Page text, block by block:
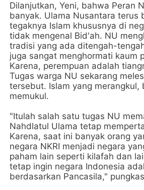
Dilanjutkan, Yeni, bahwa Peran
banyak. Ulama Nusantara terus
tegaknya Islam khususnya di
tidak mengenal Bid'ah. NU
tradisi yang ada ditengah-
juga sangat menghormati kaum
Karena, perempuan adalah
Tugas warga NU sekarang
tersebut. Islam yang merangkul,
memukul.
"Itulah salah satu tugas NU
Nahdlatul Ulama tetap
Karena, saat ini banyak orang
negara NKRI menjadi negara
paham lain seperti kilafah dan
tetap ingin negara Indonesia
berdasarkan Pancasila,"